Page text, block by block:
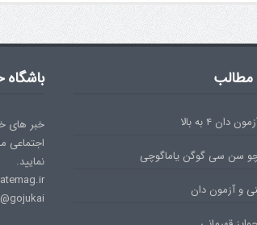
مطالب
دان ۴ به بالا
سن سی گوگن یاماگوچی
و آزمون دان
باشگاه
خبر های
اجتماعی
نمایید.